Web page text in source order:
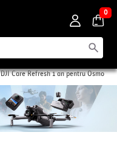
0
DJI Care Refresh 1 an pentru Osmo